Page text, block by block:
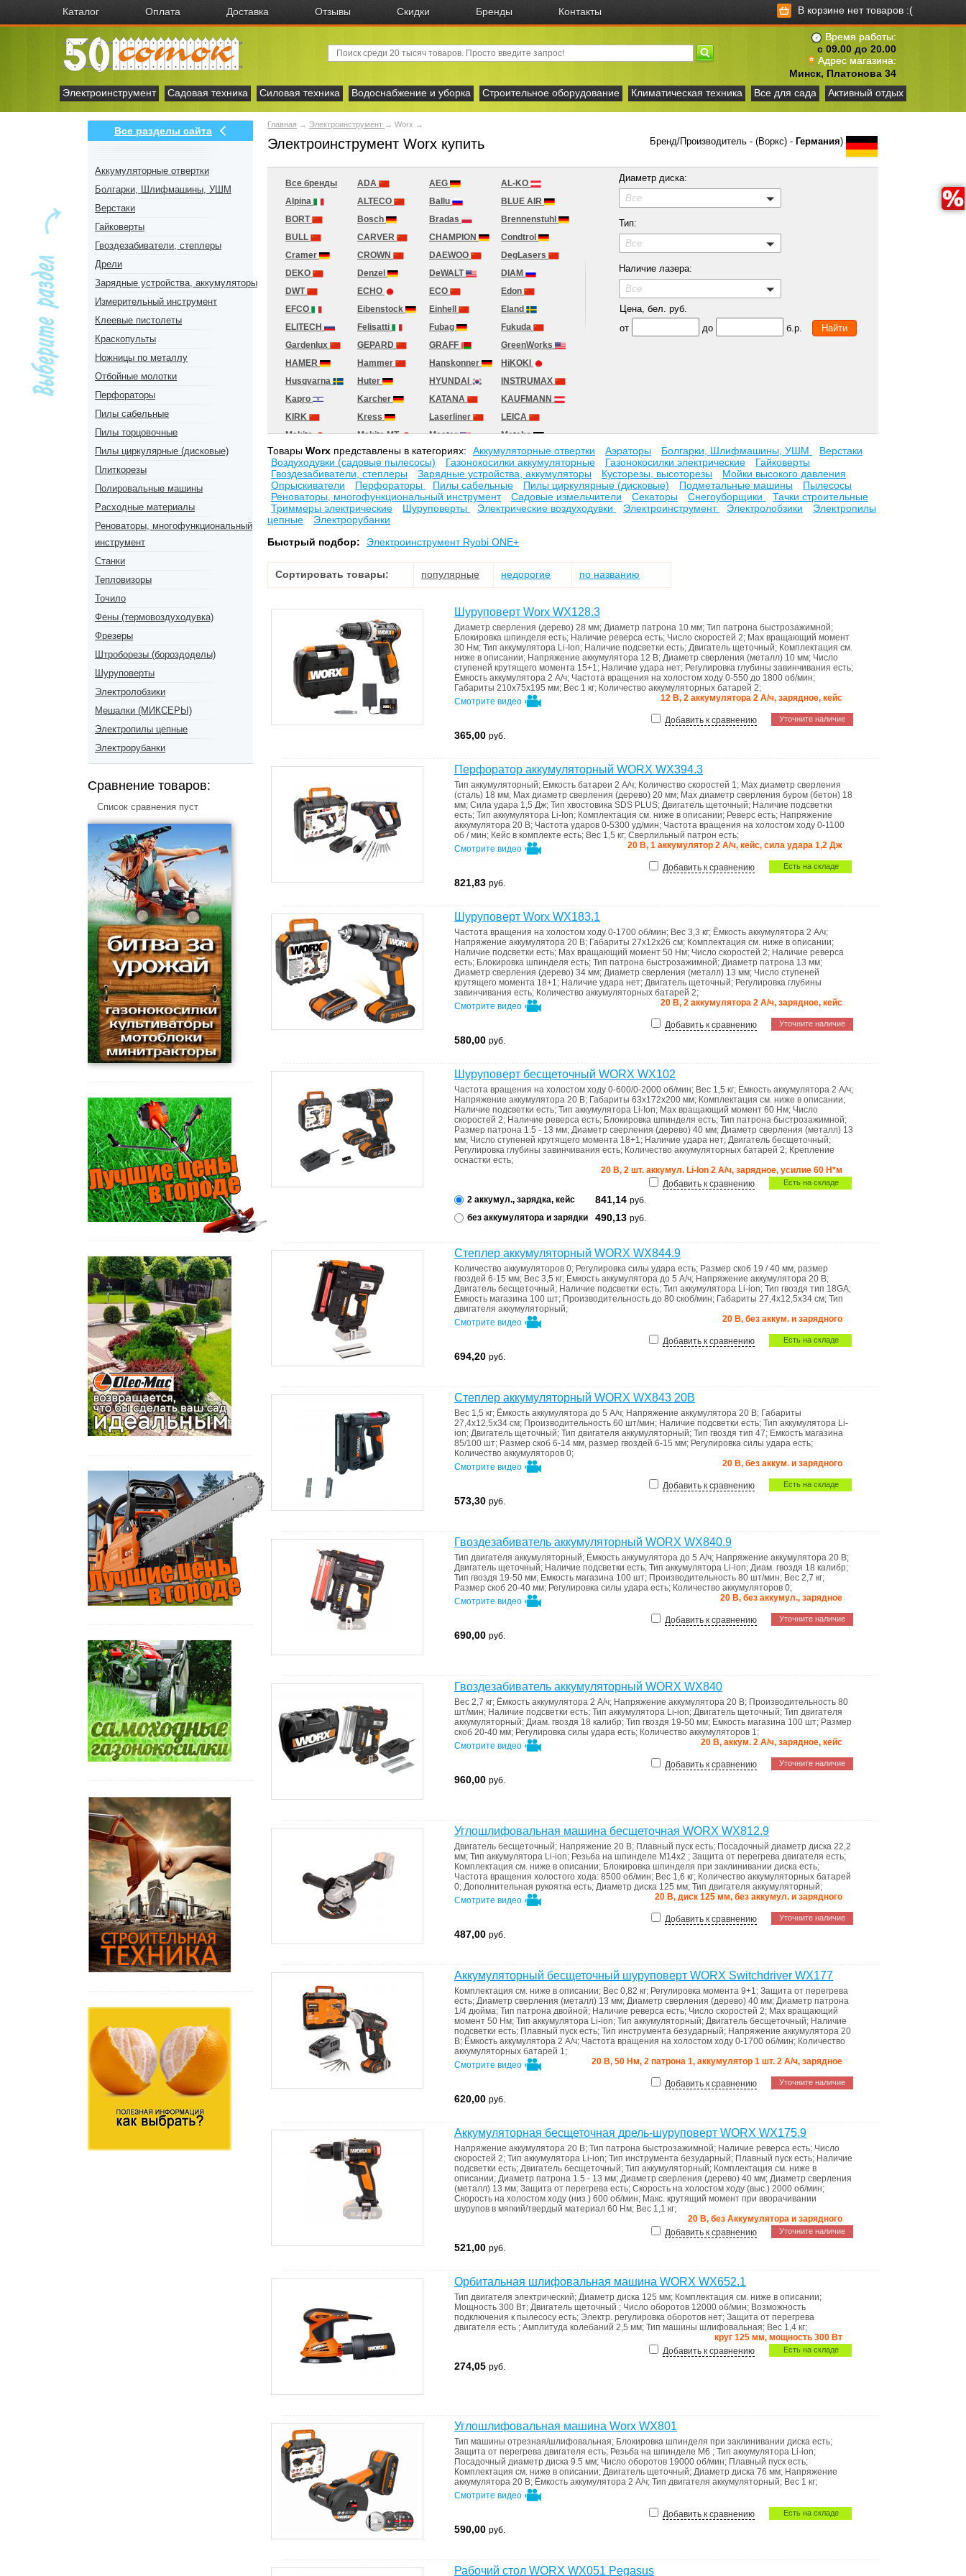
Каталог Оплата Доставка Отзывы Скидки Бренды Контакты В корзине нет товаров :(
Время работы:
с 09.00 до 20.00
Адрес магазина:
Минск, Платонова 34
Электроинструмент
Садовая техника Силовая техника Водоснабжение и уборка Строительное оборудование Климатическая техника Все для сада Активный отдых
Все разделы сайта
Аккумуляторные отвертки
Болгарки, Шлифмашины, УШМ
Верстаки
Гайковерты
Гвоздезабиватели, степлеры
Дрели
Зарядные устройства, аккумуляторы
Измерительный инструмент
Клеевые пистолеты
Краскопульты
Ножницы по металлу
Отбойные молотки
Перфораторы
Пилы сабельные
Пилы торцовочные
Пилы циркулярные (дисковые)
Плиткорезы
Полировальные машины
Расходные материалы
Реноваторы, многофункциональный
инструмент
Станки
Тепловизоры
Точило
Фены (термовоздуходувка)
Фрезеры
Штроборезы (бороздоделы)
Шуруповерты
Электролобзики
Мешалки (МИКСЕРЫ)
Электропилы цепные
Электрорубанки
Сравнение товаров:
Список сравнения пуст
Главная → Электроинструмент → Worx →
Электроинструмент Worx купить Бренд/Производитель - (Воркс) - Германия)
Все бренды ADA AEG
AL-KO
Alpina
ALTECO Ballu
BLUE AIR
BORT
Bosch Bradas
Brennenstuhl
BULL
CARVER CHAMPION
Condtrol
Cramer
CROWN DAEWOO
DegLasers
DEKO
Denzel DeWALT
DIAM
DWT
ECHO ECO
Edon
EFCO
Eibenstock Einhell
Eland
ELITECH
Felisatti Fubag
Fukuda
Gardenlux
GEPARD GRAFF
GreenWorks
HAMER
Hammer Hanskonner
HiKOKI
Husqvarna
Huter HYUNDAI
INSTRUMAX
Kapro
Karcher KATANA
KAUFMANN
KIRK
Kress Laserliner
LEICA
Makita
Makita MT Master
Metabo
Milwaukee
MOLOT Motorola
MTD
NEWTON
NORTON Oasis
Oregon
P.I.T.
PARTISAN PATRIOT
Rezer
RODEO
RYOBI SENIX
Silver wing
Skiper
Sokkia
STARTUL
STEINEL STIGA
TCC
Tecomec
TESLA Testo
TITAN
TOPTUL
TOTAL Toua
VEKTOR
Zitrek
Беларус
Вихрь Волат
Зубр
Интерскол
Калибр Корвет
Луга
МЕГЕОН
Мобил-К Ресанта
ТРУДМАШ
ФИОЛЕНТ
Энкор
Диаметр диска:
Все
Тип:
Все
Наличие лазера:
Все
Цена, бел. руб.
от
до б.р.
Товары Worx представлены в категориях: Аккумуляторные отвертки Аэраторы Болгарки, Шлифмашины, УШМ
Верстаки
Воздуходувки (садовые пылесосы)
Газонокосилки аккумуляторные Газонокосилки электрические
Гайковерты
Гвоздезабиватели, степлеры
Зарядные устройства, аккумуляторы Кусторезы, высоторезы
Мойки высокого давления
Опрыскиватели
Перфораторы Пилы сабельные Пилы циркулярные (дисковые) Подметальные машины
Пылесосы
Реноваторы, многофункциональный инструмент
Садовые измельчители Секаторы Снегоуборщики
Тачки строительные
Триммеры электрические
Шуруповерты Электрические воздуходувки Электроинструмент Электролобзики
Электропилы
цепные
Электрорубанки
Быстрый подбор:
Электроинструмент Ryobi ONE+
Сортировать товары: популярные недорогие по названию
Шуруповерт Worx WX128.3
Диаметр сверления (дерево) 28 мм; Диаметр патрона 10 мм; Тип патрона быстрозажимной;
Блокировка шпинделя есть; Наличие реверса есть; Число скоростей 2; Max вращающий момент
30 Нм; Тип аккумулятора Li-Ion; Наличие подсветки есть; Двигатель щеточный; Комплектация см.
ниже в описании; Напряжение аккумулятора 12 В; Диаметр сверления (металл) 10 мм; Число
ступеней крутящего момента 15+1; Наличие удара нет; Регулировка глубины завинчивания есть;
Ёмкость аккумулятора 2 А/ч; Частота вращения на холостом ходу 0-550 до 1800 об/мин;
Габариты 210x75x195 мм; Вес 1 кг; Количество аккумуляторных батарей 2;
12 В, 2 аккумулятора 2 А/ч, зарядное, кейс
Смотрите видео
Уточните наличие
Добавить к сравнению
365,00 руб.
Перфоратор аккумуляторный WORX WX394.3
Тип аккумуляторный; Емкость батареи 2 А/ч; Количество скоростей 1; Мах диаметр сверления
(сталь) 18 мм; Мах диаметр сверления (дерево) 20 мм; Max диаметр сверления буром (бетон) 18
мм; Сила удара 1,5 Дж; Тип хвостовика SDS PLUS; Двигатель щеточный; Наличие подсветки
есть; Тип аккумулятора Li-Ion; Комплектация см. ниже в описании; Реверс есть; Напряжение
аккумулятора 20 В; Частота ударов 0-5300 уд/мин; Частота вращения на холостом ходу 0-1100
об / мин; Кейс в комплекте есть; Вес 1,5 кг; Сверлильный патрон есть;
20 В, 1 аккумулятор 2 А/ч, кейс, сила удара 1,2 Дж
Смотрите видео
Есть на складе
Добавить к сравнению
821,83 руб.
Шуруповерт Worx WX183.1
Частота вращения на холостом ходу 0-1700 об/мин; Вес 3,3 кг; Ёмкость аккумулятора 2 А/ч;
Напряжение аккумулятора 20 В; Габариты 27x12x26 см; Комплектация см. ниже в описании;
Наличие подсветки есть; Max вращающий момент 50 Нм; Число скоростей 2; Наличие реверса
есть; Блокировка шпинделя есть; Тип патрона быстрозажимной; Диаметр патрона 13 мм;
Диаметр сверления (дерево) 34 мм; Диаметр сверления (металл) 13 мм; Число ступеней
крутящего момента 18+1; Наличие удара нет; Двигатель щеточный; Регулировка глубины
завинчивания есть; Количество аккумуляторных батарей 2;
20 В, 2 аккумулятора 2 А/ч, зарядное, кейс
Смотрите видео
Уточните наличие
Добавить к сравнению
580,00 руб.
Шуруповерт бесщеточный WORX WX102
Частота вращения на холостом ходу 0-600/0-2000 об/мин; Вес 1,5 кг; Ёмкость аккумулятора 2 А/ч;
Напряжение аккумулятора 20 В; Габариты 63х172х200 мм; Комплектация см. ниже в описании;
Наличие подсветки есть; Тип аккумулятора Li-Ion; Max вращающий момент 60 Нм; Число
скоростей 2; Наличие реверса есть; Блокировка шпинделя есть; Тип патрона быстрозажимной;
Размер патрона 1.5 - 13 мм; Диаметр сверления (дерево) 40 мм; Диаметр сверления (металл) 13
мм; Число ступеней крутящего момента 18+1; Наличие удара нет; Двигатель бесщеточный;
Регулировка глубины завинчивания есть; Количество аккумуляторных батарей 2; Крепление
оснастки есть;
20 В, 2 шт. аккумул. Li-Ion 2 А/ч, зарядное, усилие 60 Н*м
Есть на складе
Добавить к сравнению
2 аккумул., зарядка, кейс
841,14 руб.
без аккумулятора и зарядки
490,13 руб.
Степлер аккумуляторный WORX WX844.9
Количество аккумуляторов 0; Регулировка силы удара есть; Размер скоб 19 / 40 мм, размер
гвоздей 6-15 мм; Вес 3,5 кг; Ёмкость аккумулятора до 5 А/ч; Напряжение аккумулятора 20 В;
Двигатель бесщеточный; Наличие подсветки есть; Тип аккумулятора Li-ion; Тип гвоздя тип 18GA;
Емкость магазина 100 шт; Производительность до 80 скоб/мин; Габариты 27,4х12,5х34 см; Тип
двигателя аккумуляторный;
20 В, без аккум. и зарядного
Смотрите видео
Есть на складе
Добавить к сравнению
694,20 руб.
Степлер аккумуляторный WORX WX843 20В
Вес 1,5 кг; Ёмкость аккумулятора до 5 А/ч; Напряжение аккумулятора 20 В; Габариты
27,4х12,5х34 см; Производительность 60 шт/мин; Наличие подсветки есть; Тип аккумулятора Li-
ion; Двигатель щеточный; Тип двигателя аккумуляторный; Тип гвоздя тип 47; Емкость магазина
85/100 шт; Размер скоб 6-14 мм, размер гвоздей 6-15 мм; Регулировка силы удара есть;
Количество аккумуляторов 0;
20 В, без аккум. и зарядного
Смотрите видео
Есть на складе
Добавить к сравнению
573,30 руб.
Гвоздезабиватель аккумуляторный WORX WX840.9
Тип двигателя аккумуляторный; Ёмкость аккумулятора до 5 А/ч; Напряжение аккумулятора 20 В;
Двигатель щеточный; Наличие подсветки есть; Тип аккумулятора Li-ion; Диам. гвоздя 18 калибр;
Тип гвоздя 19-50 мм; Емкость магазина 100 шт; Производительность 80 шт/мин; Вес 2,7 кг;
Размер скоб 20-40 мм; Регулировка силы удара есть; Количество аккумуляторов 0;
20 В, без аккумул., зарядное
Смотрите видео
Уточните наличие
Добавить к сравнению
690,00 руб.
Гвоздезабиватель аккумуляторный WORX WX840
Вес 2,7 кг; Ёмкость аккумулятора 2 А/ч; Напряжение аккумулятора 20 В; Производительность 80
шт/мин; Наличие подсветки есть; Тип аккумулятора Li-ion; Двигатель щеточный; Тип двигателя
аккумуляторный; Диам. гвоздя 18 калибр; Тип гвоздя 19-50 мм; Емкость магазина 100 шт; Размер
скоб 20-40 мм; Регулировка силы удара есть; Количество аккумуляторов 1;
20 В, аккум. 2 А/ч, зарядное, кейс
Смотрите видео
Уточните наличие
Добавить к сравнению
960,00 руб.
Углошлифовальная машина бесщеточная WORX WX812.9
Двигатель бесщеточный; Напряжение 20 В; Плавный пуск есть; Посадочный диаметр диска 22,2
мм; Тип аккумулятора Li-ion; Резьба на шпинделе M14x2 ; Защита от перегрева двигателя есть;
Комплектация см. ниже в описании; Блокировка шпинделя при заклинивании диска есть;
Частота вращения холостого хода: 8500 об/мин; Вес 1,6 кг; Количество аккумуляторных батарей
0; Дополнительная рукоятка есть; Диаметр диска 125 мм; Тип двигателя аккумуляторный;
20 В, диск 125 мм, без аккумул. и зарядного
Смотрите видео
Уточните наличие
Добавить к сравнению
487,00 руб.
Аккумуляторный бесщеточный шуруповерт WORX Switchdriver WX177
Комплектация см. ниже в описании; Вес 0,82 кг; Регулировка момента 9+1; Защита от перегрева
есть; Диаметр сверления (металл) 13 мм; Диаметр сверления (дерево) 40 мм; Диаметр патрона
1/4 дюйма; Тип патрона двойной; Наличие реверса есть; Число скоростей 2; Max вращающий
момент 50 Нм; Тип аккумулятора Li-ion; Тип аккумуляторный; Двигатель бесщеточный; Наличие
подсветки есть; Плавный пуск есть; Тип инструмента безударный; Напряжение аккумулятора 20
В; Ёмкость аккумулятора 2 А/ч; Частота вращения на холостом ходу 0-1700 об/мин; Количество
аккумуляторных батарей 1;
20 В, 50 Нм, 2 патрона 1, аккумулятор 1 шт. 2 А/ч, зарядное
Смотрите видео
Уточните наличие
Добавить к сравнению
620,00 руб.
Аккумуляторная бесщеточная дрель-шуруповерт WORX WX175.9
Напряжение аккумулятора 20 В; Тип патрона быстрозажимной; Наличие реверса есть; Число
скоростей 2; Тип аккумулятора Li-ion; Тип инструмента безударный; Плавный пуск есть; Наличие
подсветки есть; Двигатель бесщеточный; Тип аккумуляторный; Комплектация см. ниже в
описании; Диаметр патрона 1.5 - 13 мм; Диаметр сверления (дерево) 40 мм; Диаметр сверления
(металл) 13 мм; Защита от перегрева есть; Скорость на холостом ходу (выс.) 2000 об/мин;
Скорость на холостом ходу (низ.) 600 об/мин; Макс. крутящий момент при вворачивании
шурупов в мягкий/твердый материал 60 Нм; Вес 1,1 кг;
20 В, без Аккумулятора и зарядного
Уточните наличие
Добавить к сравнению
521,00 руб.
Орбитальная шлифовальная машина WORX WX652.1
Тип двигателя электрический; Диаметр диска 125 мм; Комплектация см. ниже в описании;
Мощность 300 Вт; Двигатель щеточный ; Число оборотов 12000 об/мин; Возможность
подключения к пылесосу есть; Электр. регулировка оборотов нет; Защита от перегрева
двигателя есть ; Амплитуда колебаний 2,5 мм; Тип машины шлифовальная; Вес 1,4 кг;
круг 125 мм, мощность 300 Вт
Есть на складе
Добавить к сравнению
274,05 руб.
Углошлифовальная машина Worx WX801
Тип машины отрезная/шлифовальная; Блокировка шпинделя при заклинивании диска есть;
Защита от перегрева двигателя есть; Резьба на шпинделе М6 ; Тип аккумулятора Li-ion;
Посадочный диаметр диска 9.5 мм; Число оборотов 19000 об/мин; Плавный пуск есть;
Комплектация см. ниже в описании; Двигатель щеточный; Диаметр диска 76 мм; Напряжение
аккумулятора 20 В; Ёмкость аккумулятора 2 А/ч; Тип двигателя аккумуляторный; Вес 1 кг;
Смотрите видео
Есть на складе
Добавить к сравнению
590,00 руб.
Рабочий стол WORX WX051 Pegasus